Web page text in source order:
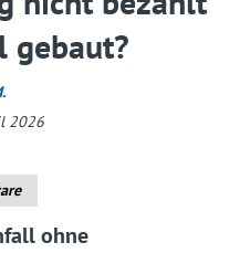
gebaut?
2026
ohne